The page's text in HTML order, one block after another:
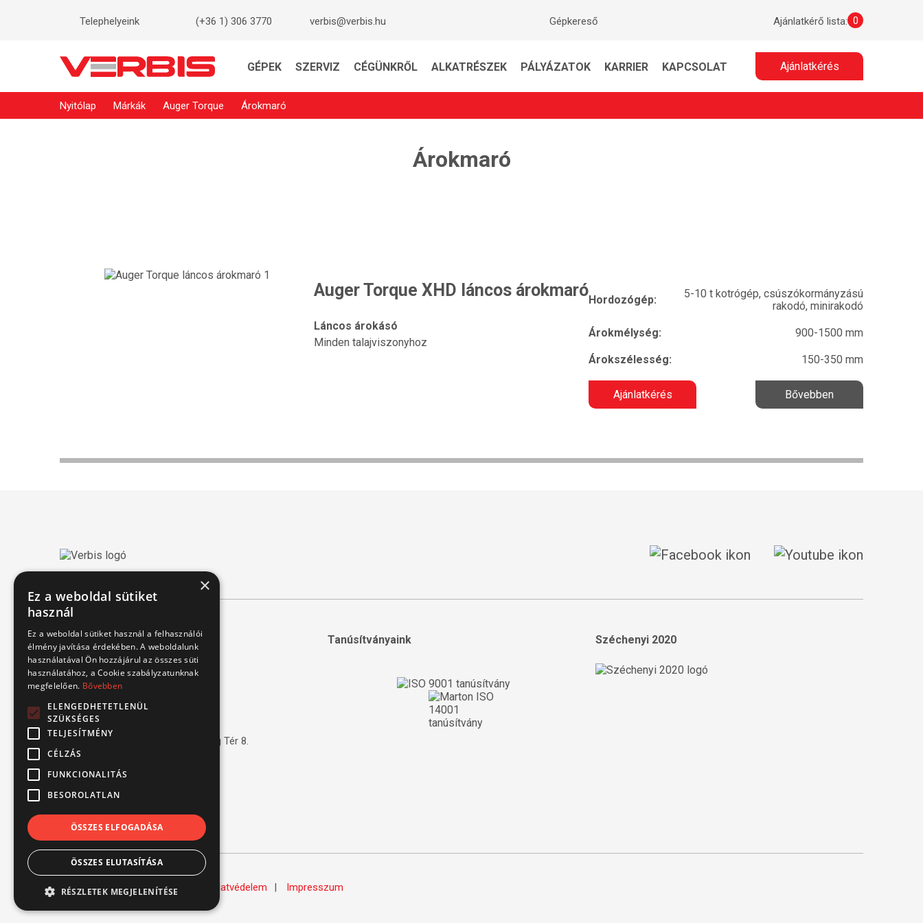
Telephelyeink (+36 1) 306 3770 verbis@verbis.hu Gépkereső Ajánlatkérő lista: 0
GÉPEK SZERVIZ CÉGÜNKRŐL ALKATRÉSZEK PÁLYÁZATOK KARRIER KAPCSOLAT Ajánlatkérés
Nyitólap Márkák Auger Torque Árokmaró
Árokmaró
Auger Torque XHD láncos árokmaró
Láncos árokásó
Minden talajviszonyhoz
Hordozógép:
5-10 t kotrógép, csúszókormányzású
rakodó, minirakodó
Árokmélység: 900-1500 mm
Árokszélesség: 150-350 mm
Ajánlatkérés Bővebben
Kapcsolat
1151 Budapest, Mélyfúró u. 2/E.
8693 Lengyeltóti, Fonyódi u. 10.
4220 Hajdúböszörmény, Bánság Tér 8.
Tanúsítványaink Széchenyi 2020
© Verbis Kft 2026 ÁSZF Adatvédelem Impresszum
×
Ez a weboldal sütiket
használ
Ez a weboldal sütiket használ a felhasználói
élmény javítása érdekében. A weboldalunk
használatával Ön hozzájárul az összes süti
használatához, a Cookie szabályzatunknak
megfelelően. Bővebben
ELENGEDHETETLENÜL
SZÜKSÉGES
TELJESÍTMÉNY
CÉLZÁS
FUNKCIONALITÁS
BESOROLATLAN
ÖSSZES ELFOGADÁSA
ÖSSZES ELUTASÍTÁSA
RÉSZLETEK MEGJELENÍTÉSE